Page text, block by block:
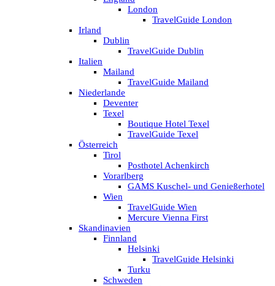
London
TravelGuide London
Irland
Dublin
TravelGuide Dublin
Italien
Mailand
TravelGuide Mailand
Niederlande
Deventer
Texel
Boutique Hotel Texel
TravelGuide Texel
Österreich
Tirol
Posthotel Achenkirch
Vorarlberg
GAMS Kuschel- und Genießerhotel
Wien
TravelGuide Wien
Mercure Vienna First
Skandinavien
Finnland
Helsinki
TravelGuide Helsinki
Turku
Schweden